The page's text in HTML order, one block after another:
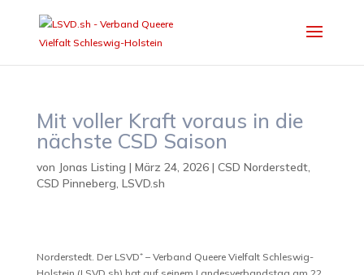
Mit voller Kraft voraus in die
nächste CSD Saison
von Jonas Listing | März 24, 2026| CSD Norderstedt,
CSD Pinneberg, LSVD.sh
Norderstedt. Der LSVD⁺ – Verband Queere Vielfalt Schleswig-